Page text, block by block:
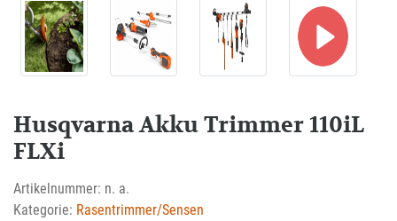
Husqvarna Akku Trimmer 110iL
FLXi
Artikelnummer: n. a.
Kategorie: Rasentrimmer/Sensen